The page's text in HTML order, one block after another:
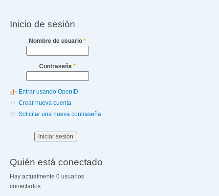
Inicio de sesión
Nombre de usuario *
Contraseña *
Entrar usando OpenID
Crear nueva cuenta
Solicitar una nueva contraseña
Quién está conectado
Hay actualmente 0 usuarios
conectados.